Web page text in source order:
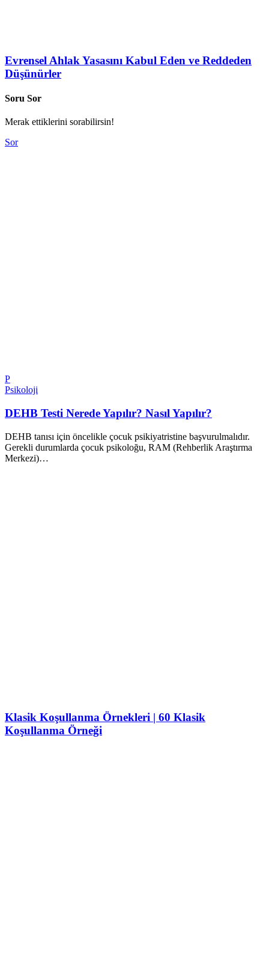
Evrensel Ahlak Yasasını Kabul Eden ve Reddeden
Düşünürler
Soru Sor
Merak ettiklerini sorabilirsin!
Sor
P
Psikoloji
DEHB Testi Nerede Yapılır? Nasıl Yapılır?
DEHB tanısı için öncelikle çocuk psikiyatristine başvurulmalıdır.
Gerekli durumlarda çocuk psikoloğu, RAM (Rehberlik Araştırma
Merkezi)…
Klasik Koşullanma Örnekleri | 60 Klasik
Koşullanma Örneği